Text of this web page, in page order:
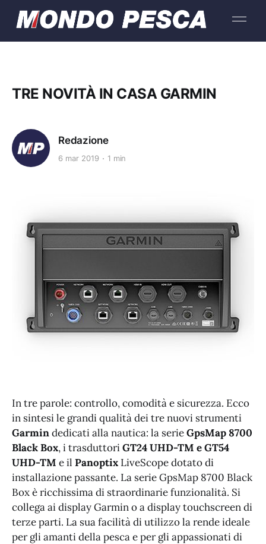
TRE NOVITÀ IN CASA GARMIN
Redazione
6 mar 2019 1 min
In tre parole: controllo, comodità e sicurezza. Ecco
in sintesi le grandi qualità dei tre nuovi strumenti
Garmindedicati alla nautica: la serieGpsMap 8700
Black Box, i trasduttoriGT24 UHD-TM e GT54
UHD-TM e il Panoptix LiveScope dotato di
installazione passante. La serie GpsMap 8700 Black
Box è ricchissima di straordinarie funzionalità. Si
collega ai display Garmin o a display touchscreen di
terze parti. La sua facilità di utilizzo la rende ideale
per gli amanti della pesca e per gli appassionati di